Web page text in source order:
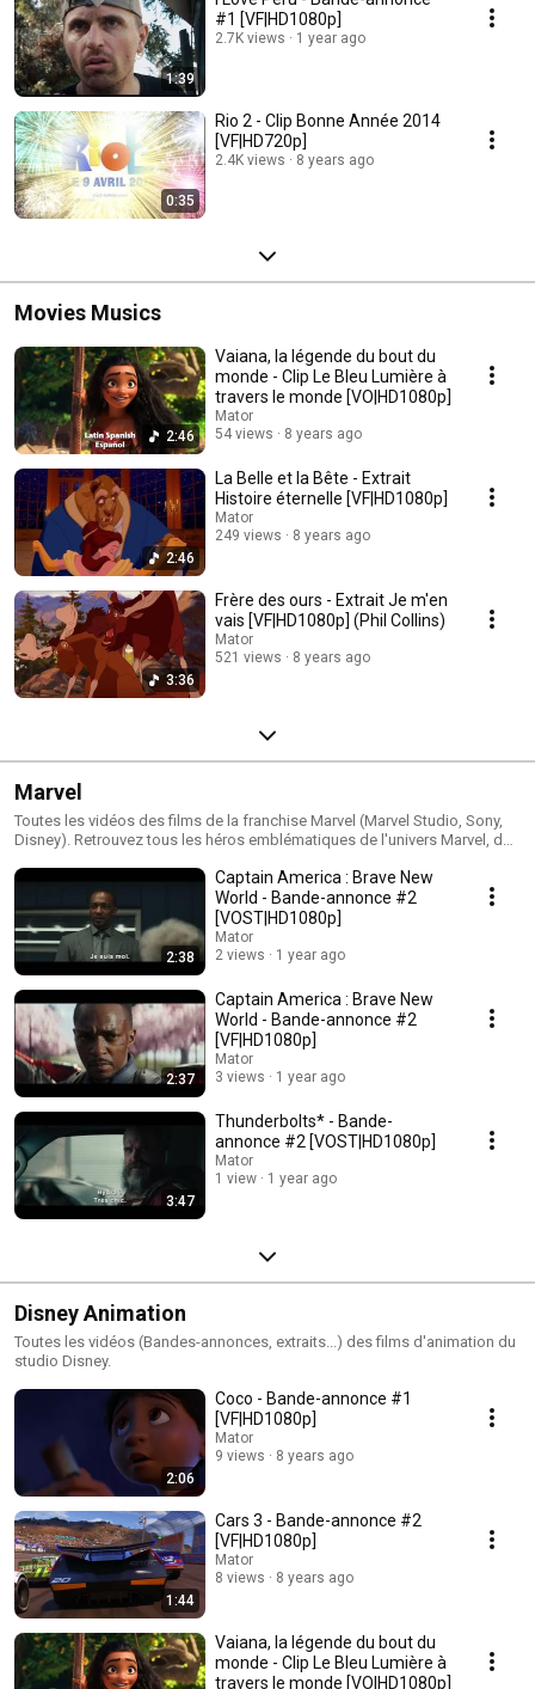
1:39
#1 [VF|HD1080p]
2.7K views 1 year ago
0:35
Rio 2 - Clip Bonne Année 2014
[VF|HD720p]
2.4K views 8 years ago
Movies Musics
2:46
Vaiana, la légende du bout du
monde - Clip Le Bleu Lumière à
travers le monde [VO|HD1080p]
Mator
54 views
8 years ago
2:46
La Belle et la Bête - Extrait
Histoire éternelle [VF|HD1080p]
Mator
249 views
8 years ago
3:36
Frère des ours - Extrait Je m'en
vais [VF|HD1080p] (Phil Collins)
Mator
521 views
8 years ago
Marvel
Toutes les vidéos des films de la franchise Marvel (Marvel Studio, Sony,
Disney). Retrouvez tous les héros emblématiques de l'univers Marvel, des
2:38
Captain America : Brave New
World - Bande-annonce #2
[VOST|HD1080p]
Mator
2 views
1 year ago
2:37
Captain America : Brave New
World - Bande-annonce #2
[VF|HD1080p]
Mator
3 views
1 year ago
3:47
Thunderbolts* - Bande-
annonce #2 [VOST|HD1080p]
Mator
1 view
1 year ago
Disney Animation
Toutes les vidéos (Bandes-annonces, extraits...) des films d'animation du
studio Disney.
2:06
Coco - Bande-annonce #1
[VF|HD1080p]
Mator
9 views
8 years ago
1:44
Cars 3 - Bande-annonce #2
[VF|HD1080p]
Mator
8 views
8 years ago
Vaiana, la légende du bout du
monde - Clip Le Bleu Lumière à
travers le monde [VO|HD1080p]